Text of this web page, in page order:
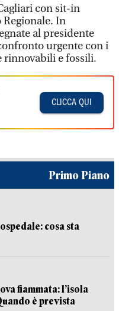
con sit-in
Regionale. In
al presidente
urgente con i
rinnovabili e fossili.
CLICCA QUI
Primo Piano
cosa sta
fiammata: l’isola
è prevista